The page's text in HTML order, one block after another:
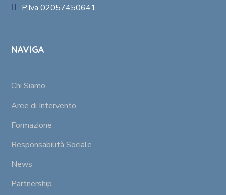
P.Iva 02057450641
NAVIGA
Chi Siamo
Aree di Intervento
Formazione
Responsabilità Sociale
News
Partnership